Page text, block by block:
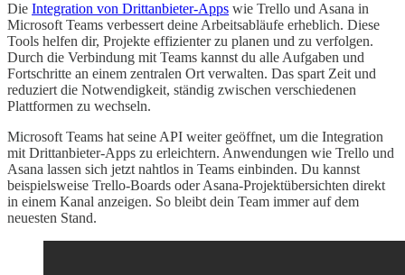
Die Integration von Drittanbieter-Apps wie Trello und Asana in
Microsoft Teams verbessert deine Arbeitsabläufe erheblich. Diese
Tools helfen dir, Projekte effizienter zu planen und zu verfolgen.
Durch die Verbindung mit Teams kannst du alle Aufgaben und
Fortschritte an einem zentralen Ort verwalten. Das spart Zeit und
reduziert die Notwendigkeit, ständig zwischen verschiedenen
Plattformen zu wechseln.
Microsoft Teams hat seine API weiter geöffnet, um die Integration
mit Drittanbieter-Apps zu erleichtern. Anwendungen wie Trello und
Asana lassen sich jetzt nahtlos in Teams einbinden. Du kannst
beispielsweise Trello-Boards oder Asana-Projektübersichten direkt
in einem Kanal anzeigen. So bleibt dein Team immer auf dem
neuesten Stand.